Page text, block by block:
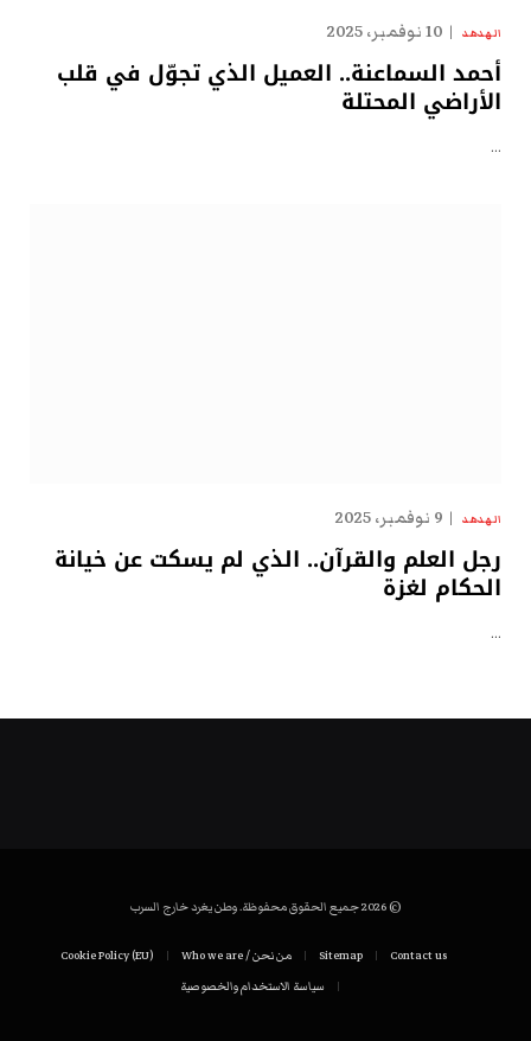
الهدهد 10 نوفمبر، 2025
أحمد السماعنة.. العميل الذي تجوّل في قلب
الأراضي المحتلة
…
الهدهد 9 نوفمبر، 2025
رجل العلم والقرآن.. الذي لم يسكت عن خيانة
الحكام لغزة
…
© 2026 جميع الحقوق محفوظة. وطن يغرد خارج السرب
Contact us
Sitemap من نحن / Who we are
Cookie Policy (EU)
سياسة الاستخدام والخصوصية